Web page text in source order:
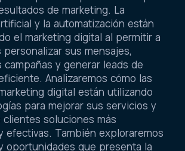
de marketing. La
y la automatización están
el marketing digital al permitir a
personalizar sus mensajes,
y generar leads de
Analizaremos cómo las
digital están utilizando
para mejorar sus servicios y
soluciones más
efectivas. También exploraremos
oportunidades que presenta la